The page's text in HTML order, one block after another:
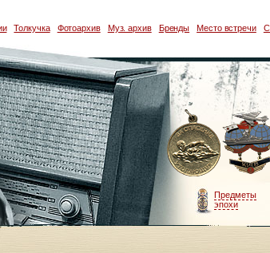
Толкучка Фотоархив Муз. архив Бренды Место встречи
Предметы
эпохи